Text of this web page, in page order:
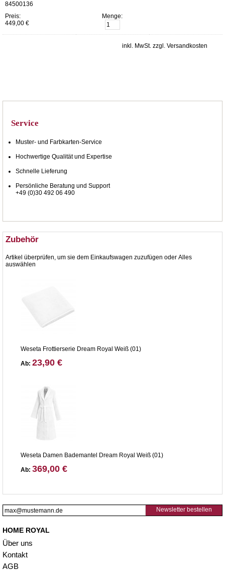
84500136
Preis:
449,00 €
Menge:
inkl. MwSt. zzgl. Versandkosten
Service
Muster- und Farbkarten-Service
Hochwertige Qualität und Expertise
Schnelle Lieferung
Persönliche Beratung und Support
+49 (0)30 492 06 490
Zubehör
Artikel überprüfen, um sie dem Einkaufswagen zuzufügen oder Alles
auswählen
Weseta Frottierserie Dream Royal Weiß (01)
Ab: 23,90 €
Weseta Damen Bademantel Dream Royal Weiß (01)
Ab: 369,00 €
Newsletter bestellen
HOME ROYAL
Über uns
Kontakt
AGB